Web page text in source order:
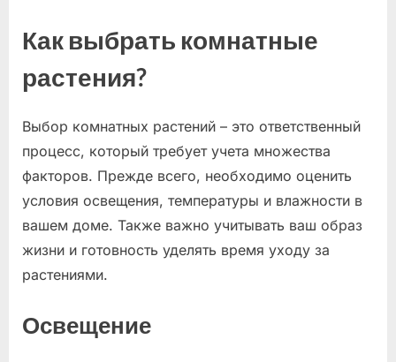
Как выбрать комнатные
растения?
Выбор комнатных растений – это ответственный
процесс, который требует учета множества
факторов. Прежде всего, необходимо оценить
условия освещения, температуры и влажности в
вашем доме. Также важно учитывать ваш образ
жизни и готовность уделять время уходу за
растениями.
Освещение